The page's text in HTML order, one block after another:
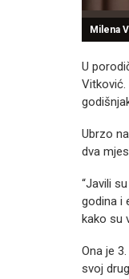
Milena
U
Vitković.
Ubrzo
dva
“Javili
godina i
kako su
Ona je
svoj